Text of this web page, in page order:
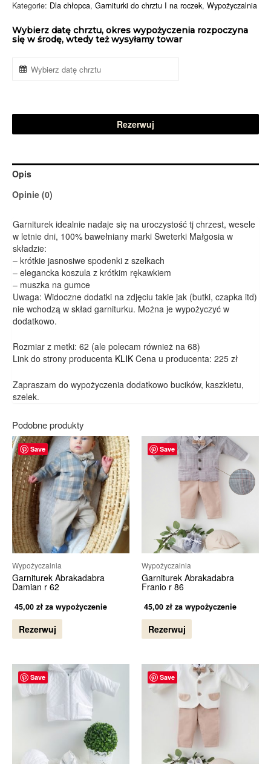
Wybierz datę chrztu, okres wypożyczenia rozpoczyna
się w środę, wtedy też wysyłamy towar
Rezerwuj
Kategorie: Dla chłopca, Garniturki do chrztu I na roczek, Wypożyczalnia
Opis
Opinie (0)
Garniturek idealnie nadaje się na uroczystość tj chrzest, wesele
w letnie dni, 100% bawełniany marki Sweterki Małgosia w
składzie:
– krótkie jasnosiwe spodenki z szelkach
– elegancka koszula z krótkim rękawkiem
– muszka na gumce
Uwaga: Widoczne dodatki na zdjęciu takie jak (butki, czapka itd)
nie wchodzą w skład garniturku. Można je wypożyczyć w
dodatkowo.
Rozmiar z metki: 62 (ale polecam również na 68)
Link do strony producenta KLIK Cena u producenta: 225 zł
Zapraszam do wypożyczenia dodatkowo bucików, kaszkietu,
szelek.
Podobne produkty
Save
Wypożyczalnia
Garniturek Abrakadabra
Damian r 62
45,00 zł za wypożyczenie
Rezerwuj
Save
Wypożyczalnia
Garniturek Abrakadabra
Franio r 86
45,00 zł za wypożyczenie
Rezerwuj
Save Save